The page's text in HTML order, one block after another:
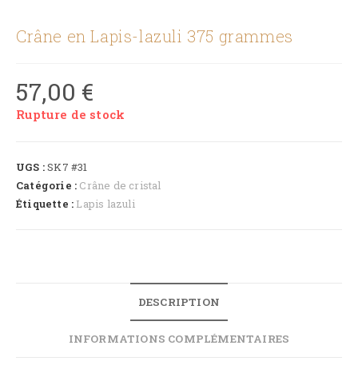
Crâne en Lapis-lazuli 375 grammes
57,00 €
Rupture de stock
UGS :SK7 #31
Catégorie : Crâne de cristal
Étiquette : Lapis lazuli
DESCRIPTION
INFORMATIONS COMPLÉMENTAIRES